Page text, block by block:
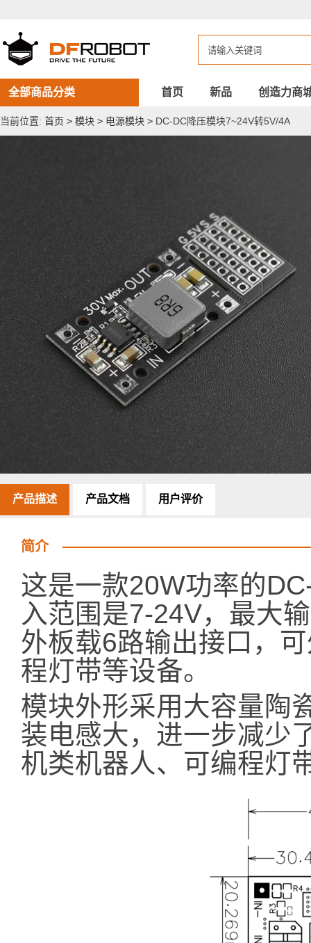
压
模
块
7~24V
转
5V/4A
全部商品分类 首页 新品 创造力商
当前位置: 首页 > 模块 > 电源模块 > DC-DC降压模块7~24V转5V/4A
产品描述 产品文档 用户评价
简介
这是一款20W功率的
入范围是7-24V，最大
外板载6路输出接口，
程灯带等设备。
模块外形采用大容量陶
装电感大，进一步减少
机类机器人、可编程灯